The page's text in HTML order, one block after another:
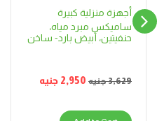
أجهزة منزلية كبيرة
ساميكس مبرد مياه،
حنفيتين، أبيض بارد- ساخن
3,629جنيه 2,950 جنيه